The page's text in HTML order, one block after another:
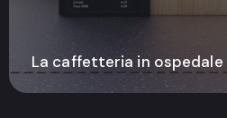
La caffetteria in